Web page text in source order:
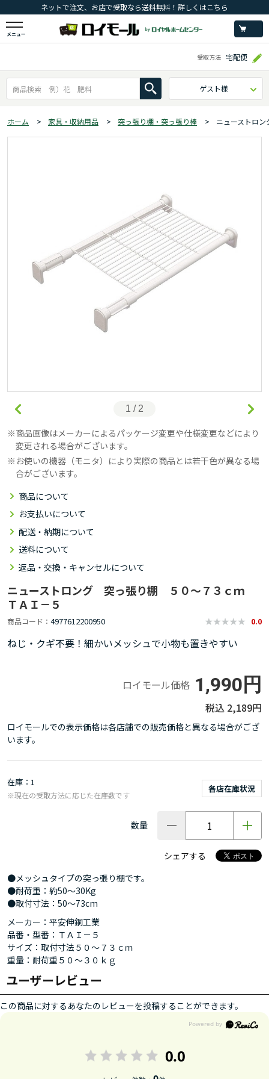
ネットで注文、お店で受取なら送料無料！詳しくはこちら
メニュー
受取方法 宅配便
ゲスト様
ホーム > 家具・収納用品 > 突っ張り棚・突っ張り棒 > ニューストロ
1 / 2
商品画像はメーカーによるパッケージ変更や仕様変更などにより
変更される場合がございます。
お使いの機器（モニタ）により実際の商品とは若干色が異なる場
合がございます。
商品について
お支払いについて
配送・納期について
送料について
返品・交換・キャンセルについて
ニューストロング 突っ張り棚 ５０～７３ｃｍ
ＴＡＩ－５
商品コード 4977612200950 0.0
ねじ・クギ不要！細かいメッシュで小物も置きやすい
ロイモール価格 1,990円
2,189円
ロイモールでの表示価格は各店舗での販売価格と異なる場合がござ
います。
在庫 1
各店在庫状況
※現在の受取方法に応じた在庫数です
数量
シェアする
●メッシュタイプの突っ張り棚です。
●耐荷重：約50～30Kg
●取付寸法：50～73cm
メーカー：平安伸銅工業
品番・型番：ＴＡＩ－５
サイズ：取付寸法５０～７３ｃｍ
重量：耐荷重５０～３０ｋｇ
ユーザーレビュー
この商品に対するあなたのレビューを投稿することができます。
0.0